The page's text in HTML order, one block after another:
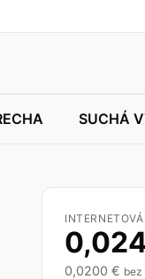
SUCHÁ
0,0200 € bez